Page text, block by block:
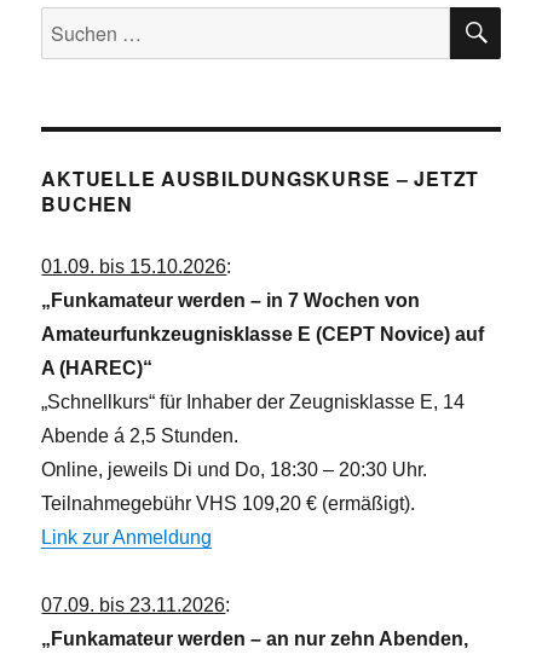
Suchen
nach:
AKTUELLE AUSBILDUNGSKURSE – JETZT
BUCHEN
01.09. bis 15.10.2026:
„Funkamateur werden – in 7 Wochen von
Amateurfunkzeugnisklasse E (CEPT Novice) auf
A (HAREC)“
„Schnellkurs“ für Inhaber der Zeugnisklasse E, 14
Abende á 2,5 Stunden.
Online, jeweils Di und Do, 18:30 – 20:30 Uhr.
Teilnahmegebühr VHS 109,20 € (ermäßigt).
Link zur Anmeldung
07.09. bis 23.11.2026:
„Funkamateur werden – an nur zehn Abenden,